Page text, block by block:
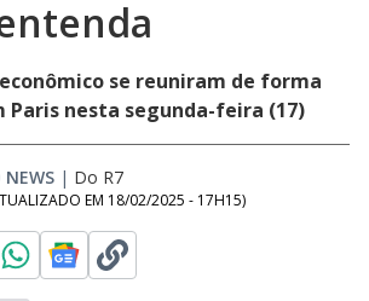
se reuniram de forma
Paris nesta segunda-feira (17)
NEWS | Do R7
EM 18/02/2025 - 17H15)